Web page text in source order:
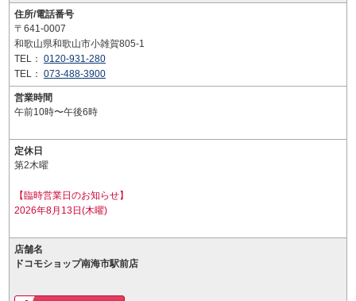
住所/電話番号
〒641-0007
和歌山県和歌山市小雑賀805-1
TEL： 0120-931-280
TEL： 073-488-3900
営業時間
午前10時〜午後6時
定休日
第2木曜
【臨時営業日のお知らせ】
2026年8月13日(木曜)
店舗名
ドコモショップ南海市駅前店